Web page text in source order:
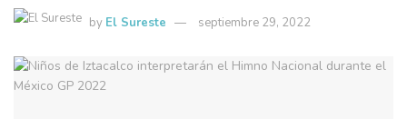
by El Sureste septiembre 29, 2022